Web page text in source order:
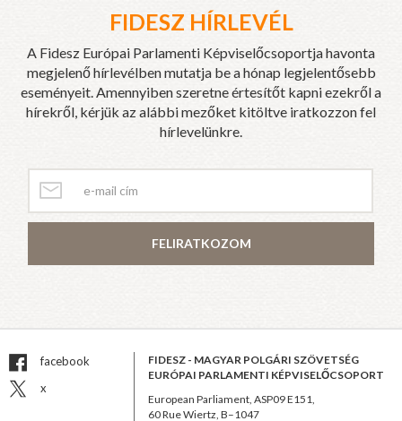
FIDESZ HÍRLEVÉL
A Fidesz Európai Parlamenti Képviselőcsoportja havonta
megjelenő hírlevélben mutatja be a hónap legjelentősebb
eseményeit. Amennyiben szeretne értesítőt kapni ezekről a
hírekről, kérjük az alábbi mezőket kitöltve iratkozzon fel
hírlevelünkre.
FELIRATKOZOM
facebook
x
FIDESZ - MAGYAR POLGÁRI SZÖVETSÉG
EURÓPAI PARLAMENTI KÉPVISELŐCSOPORT
European Parliament, ASP09 E151,
60 Rue Wiertz, B–1047